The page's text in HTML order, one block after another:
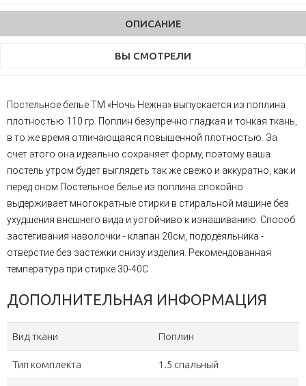
ОПИСАНИЕ
ВЫ СМОТРЕЛИ
Постельное белье ТМ «Ночь Нежна» выпускается из поплина
плотностью 110 гр. Поплин безупречно гладкая и тонкая ткань,
в то же время отличающаяся повышенной плотностью. За
счет этого она идеально сохраняет форму, поэтому ваша
постель утром будет выглядеть так же свежо и аккуратно, как и
перед сном.Постельное белье из поплина спокойно
выдерживает многократные стирки в стиральной машине без
ухудшения внешнего вида и устойчиво к изнашиванию. Способ
застегивания наволочки - клапан 20см, пододеяльника -
отверстие без застежки снизу изделия. Рекомендованная
температура при стирке 30-40С
ДОПОЛНИТЕЛЬНАЯ ИНФОРМАЦИЯ
Вид ткани Поплин
Тип комплекта 1.5 спальный